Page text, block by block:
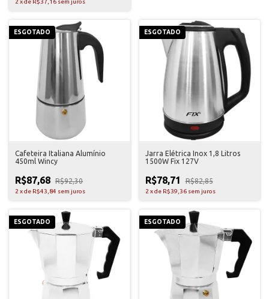
2 xde R$37,16 sem juros
ESGOTADO
Cafeteira Italiana Alumínio
450ml Wincy
R$87,68 R$92,30
2 xde R$43,84 sem juros
ESGOTADO
Jarra Elétrica Inox 1,8 Litros
1500W Fix 127V
R$78,71 R$82,85
2 xde R$39,36 sem juros
ESGOTADO ESGOTADO